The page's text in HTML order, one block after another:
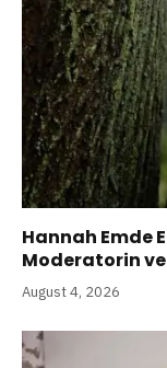
Hannah Emde
Moderatorin
August 4, 2026